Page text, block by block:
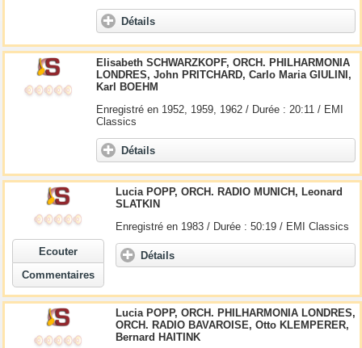
Détails
Elisabeth SCHWARZKOPF, ORCH. PHILHARMONIA
LONDRES, John PRITCHARD, Carlo Maria GIULINI,
Karl BOEHM
Enregistré en 1952, 1959, 1962 / Durée : 20:11 / EMI
Classics
Détails
Ecouter
Commentaires
Lucia POPP, ORCH. RADIO MUNICH, Leonard
SLATKIN
Enregistré en 1983 / Durée : 50:19 / EMI Classics
Détails
Lucia POPP, ORCH. PHILHARMONIA LONDRES,
ORCH. RADIO BAVAROISE, Otto KLEMPERER,
Bernard HAITINK